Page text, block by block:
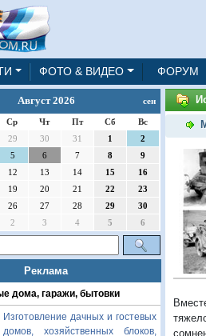
ФОТО & ВИДЕО ФОРУМ
Август 2026 сен
Ср Чт Пт Сб
Вс
29 30 31 1
2
5 6 7 8
9
12 13 14 15
16
19 20 21 22
23
26 27 28 29
30
2 3 4 5 6
Реклама
дома, гаражи, бытовки
Изготовление дачных и гостевых
домов, хозяйственных блоков,